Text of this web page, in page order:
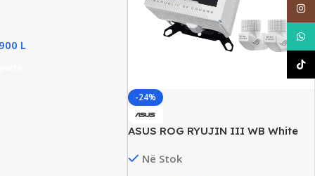
L
-24%
ASUS ROG RYUJIN III WB White
Në Stok